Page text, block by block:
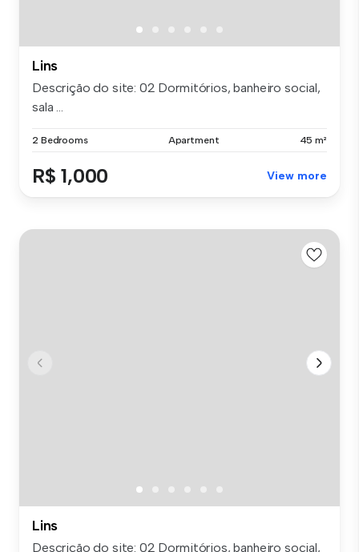
Lins
Descrição do site: 02 Dormitórios, banheiro social,
sala ...
2 Bedrooms Apartment 45 m²
R$ 1,000 View more
Lins
Descrição do site: 02 Dormitórios, banheiro social,